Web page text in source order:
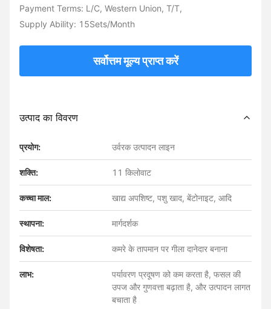
Payment Terms: L/C, Western Union, T/T,
Supply Ability: 15Sets/Month
सर्वोत्तम मूल्य प्राप्त करें
उत्पाद का विवरण
प्रयोग: उर्वरक उत्पादन लाइन
शक्ति: 11 किलोवाट
कच्चा माल: खाद्य अपशिष्ट, पशु खाद, बेंटोनाइट, आदि
स्थापना: मार्गदर्शक
विशेषता: कमरे के तापमान पर गीला दानेदार बनाना
लाभ:
पर्यावरण प्रदूषण को कम करता है, फसल की
उपज और गुणवत्ता बढ़ाता है, और उत्पादन लागत
बचाता है